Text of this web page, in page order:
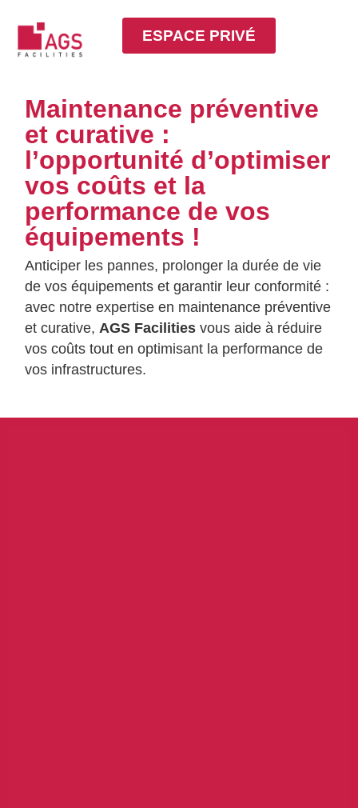
ESPACE PRIVÉ
Maintenance préventive
et curative :
l’opportunité d’optimiser
vos coûts et la
performance de vos
équipements !
Anticiper les pannes, prolonger la durée de vie
de vos équipements et garantir leur conformité :
avec notre expertise en maintenance préventive
et curative,AGS Facilities vous aide à réduire
vos coûts tout en optimisant la performance de
vos infrastructures.